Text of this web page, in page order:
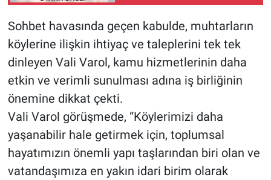
Sohbet havasında geçen kabulde, muhtarların
köylerine ilişkin ihtiyaç ve taleplerini tek tek
dinleyen Vali Varol, kamu hizmetlerinin daha
etkin ve verimli sunulması adına iş birliğinin
önemine dikkat çekti.
Vali Varol görüşmede, “Köylerimizi daha
yaşanabilir hale getirmek için, toplumsal
hayatımızın önemli yapı taşlarından biri olan ve
vatandaşımıza en yakın idari birim olarak